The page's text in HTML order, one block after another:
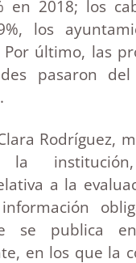
en 2018; los
los
Por último, las
pasaron
Rodríguez,
a la
se publica
en los que la